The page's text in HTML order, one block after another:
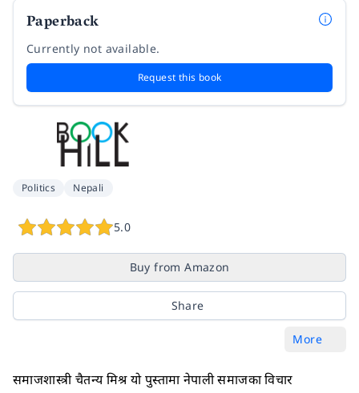
Paperback
Currently not available.
Request this book
Politics Nepali
5.0
Buy from Amazon
Share
More
समाजशास्त्री चैतन्य मिश्र यो पुस्तामा नेपाली समाजका विचार